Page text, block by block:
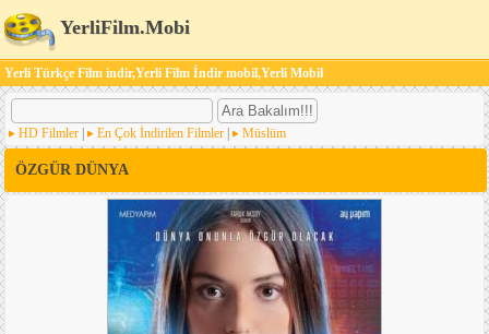
YerliFilm.Mobi
Yerli Türkçe Film indir,Yerli Film İndir mobil,Yerli Mobil
HD Filmler En Çok İndirilen Filmler Müslüm
ÖZGÜR DÜNYA